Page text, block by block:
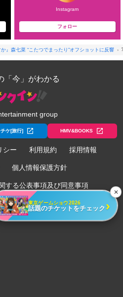
Instagram
フォロー
か』森七菜 “こたつでまったり”オフショットに反響
「今」がわかる
group
チケ[旅行] HMV&BOOKS
シー 利用規約 採用情報
個人情報保護方針
する公表事項及び同意事項
外部送信について
Entertainment, Inc.
✕
東京ゲームショウ2026
話題のチケットをチェック ›